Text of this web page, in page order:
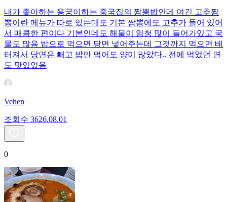
내가 좋아하는 용궁이하는 중국집의 짬뽕밥인데 여긴 고추짬
뽕이란 메뉴가 따로 있는데도 기본 짬뽕에도 고추가 들어 있어
서 매콤한 편이다 기본인데도 해물이 엄청 많이 들어가있고 국
물도 많음 밥으로 먹으면 당면 넣어주는데 그것까지 먹으면 배
터져서 당면은 빼고 밥만 먹어도 양이 많았다.. 전에 먹었던 면
도 맛있었음
Vehen
조회수 3626.08.01
0